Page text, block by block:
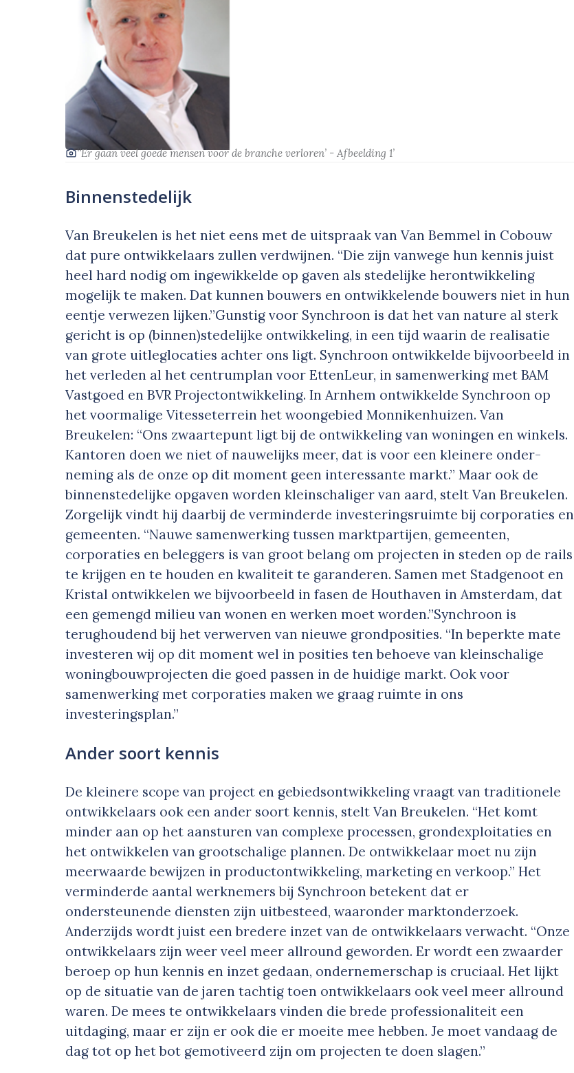
‘‘Er gaan veel goede mensen voor de branche verloren’ - Afbeelding 1’
Binnenstedelijk
Van Breukelen is het niet eens met de uitspraak van Van Bemmel in Cobouw
dat pure ontwikkelaars zullen verdwijnen. “Die zijn vanwege hun kennis juist
heel hard nodig om ingewikkelde op­ gaven als stedelijke herontwikkeling
mogelijk te maken. Dat kunnen bouwers en ontwikkelende bouwers niet in hun
eentje verwezen­ lijken.”Gunstig voor Synchroon is dat het van nature al sterk
gericht is op (binnen)stedelijke ontwikkeling, in een tijd waarin de realisatie
van grote uitleglocaties achter ons ligt. Synchroon ontwikkelde bijvoorbeeld in
het verleden al het centrumplan voor Etten­Leur, in samenwerking met BAM
Vastgoed en BVR Projectontwikkeling. In Arnhem ontwikkelde Synchroon op
het voormalige Vitesseterrein het woongebied Monnikenhuizen. Van
Breukelen: “Ons zwaarte­punt ligt bij de ontwikkeling van woningen en winkels.
Kantoren doen we niet of nauwelijks meer, dat is voor een kleinere onder­
neming als de onze op dit moment geen interessante markt.” Maar ook de
binnenstedelijke opgaven worden kleinschaliger van aard, stelt Van Breukelen.
Zorgelijk vindt hij daarbij de verminderde investe­ringsruimte bij corporaties en
gemeenten. “Nauwe samenwerking tussen marktpartijen, gemeenten,
corporaties en beleggers is van groot belang om projecten in steden op de rails
te krijgen en te hou­den en kwaliteit te garanderen. Samen met Stadgenoot en
Kristal ontwikkelen we bijvoorbeeld in fasen de Houthaven in Amsterdam, dat
een gemengd milieu van wonen en werken moet worden.”Synchroon is
terughoudend bij het verwerven van nieuwe grond­posities. “In beperkte mate
investeren wij op dit moment wel in posities ten behoeve van kleinschalige
woningbouwprojecten die goed passen in de huidige markt. Ook voor
samenwerking met corporaties maken we graag ruimte in ons
investeringsplan.”
Ander soort kennis
De kleinere scope van project­ en gebiedsontwikkeling vraagt van traditionele
ontwikkelaars ook een ander soort kennis, stelt Van Breukelen. “Het komt
minder aan op het aansturen van complexe processen, grondexploitaties en
het ontwikkelen van grootschalige plannen. De ontwikkelaar moet nu zijn
meerwaarde bewijzen in productontwikkeling, marketing en verkoop.” Het
verminderde aantal werknemers bij Synchroon betekent dat er
ondersteunende diensten zijn uitbesteed, waaronder marktonderzoek.
Anderzijds wordt juist een bredere inzet van de ontwikkelaars verwacht. “Onze
ontwikkelaars zijn weer veel meer allround geworden. Er wordt een zwaarder
beroep op hun kennis en inzet gedaan, ondernemerschap is cruciaal. Het lijkt
op de situatie van de jaren tachtig toen ontwikkelaars ook veel meer allround
waren. De mees ­te ontwikkelaars vinden die brede professionaliteit een
uitdaging, maar er zijn er ook die er moeite mee hebben. Je moet vandaag de
dag tot op het bot gemotiveerd zijn om projecten te doen slagen.”